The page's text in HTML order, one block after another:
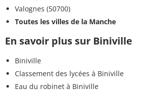
Valognes (50700)
Toutes les villes de la Manche
En savoir plus sur Biniville
Biniville
Classement des lycées à Biniville
Eau du robinet à Biniville